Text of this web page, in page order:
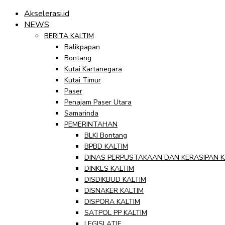
Akselerasi.id
NEWS
BERITA KALTIM
Balikpapan
Bontang
Kutai Kartanegara
Kutai Timur
Paser
Penajam Paser Utara
Samarinda
PEMERINTAHAN
BLKI Bontang
BPBD KALTIM
DINAS PERPUSTAKAAN DAN KERASIPAN
DINKES KALTIM
DISDIKBUD KALTIM
DISNAKER KALTIM
DISPORA KALTIM
SATPOL PP KALTIM